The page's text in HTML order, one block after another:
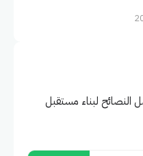
النصائح لبناء مستقبل